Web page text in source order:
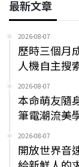
最新文章
2026-08-07
歷時三個月
人機自主搜
2026-08-07
本命萌友隨
筆電潮流美
2026-08-07
開放世界音